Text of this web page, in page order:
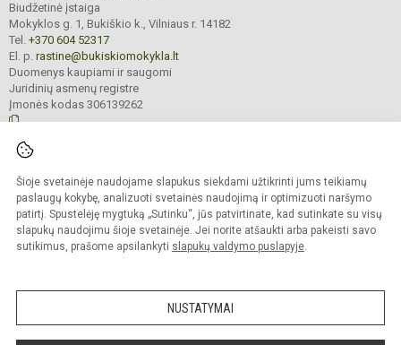
Šioje svetainėje naudojame slapukus siekdami užtikrinti jums teikiamų
paslaugų kokybę, analizuoti svetainės naudojimą ir optimizuoti naršymo
patirtį. Spustelėję mygtuką „Sutinku“, jūs patvirtinate, kad sutinkate su visų
slapukų naudojimu šioje svetainėje. Jei norite atšaukti arba pakeisti savo
sutikimus, prašome apsilankyti slapukų valdymo puslapyje.
NUSTATYMAI
Biudžetinė įstaiga
Mokyklos g. 1, Bukiškio k., Vilniaus r. 14182
Tel. +370 604 52317
El. p. rastine@bukiskiomokykla.lt
Duomenys kaupiami ir saugomi
Juridinių asmenų registre
Įmonės kodas 306139262
Kopijuoti turinį be raštiško Bukiškio pagrindinės mokyklos administracijos
sutikimo griežtai draudžiama.
Prieinamumo paraiška Slapukų valdymas
Sumanus būdas atnaujinti